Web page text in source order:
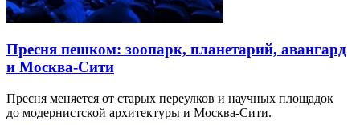
Пресня пешком: зоопарк, планетарий, авангард
и Москва-Сити
Пресня меняется от старых переулков и научных площадок
до модернистской архитектуры и Москва-Сити.